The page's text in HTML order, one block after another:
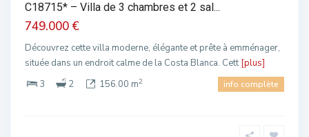
C18715* – Villa de 3 chambres et 2 sal...
749.000 €
Découvrez cette villa moderne, élégante et prête à emménager,
située dans un endroit calme de la Costa Blanca. Cett [plus]
3
2 156.00 m2 info complète